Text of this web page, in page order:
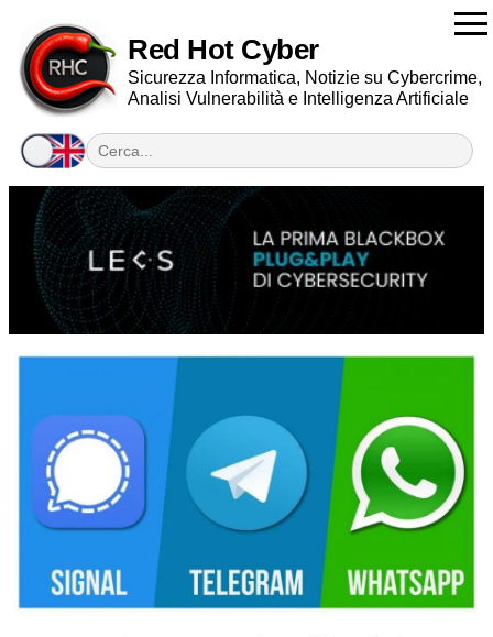
Red Hot Cyber
Sicurezza Informatica, Notizie su Cybercrime,
Analisi Vulnerabilità e Intelligenza Artificiale